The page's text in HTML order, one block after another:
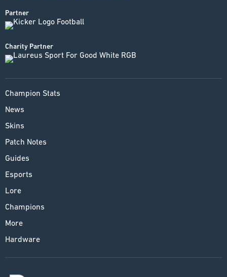
Partner
Charity Partner
Champion Stats
News
Skins
Patch Notes
Guides
Esports
Lore
Champions
More
Hardware